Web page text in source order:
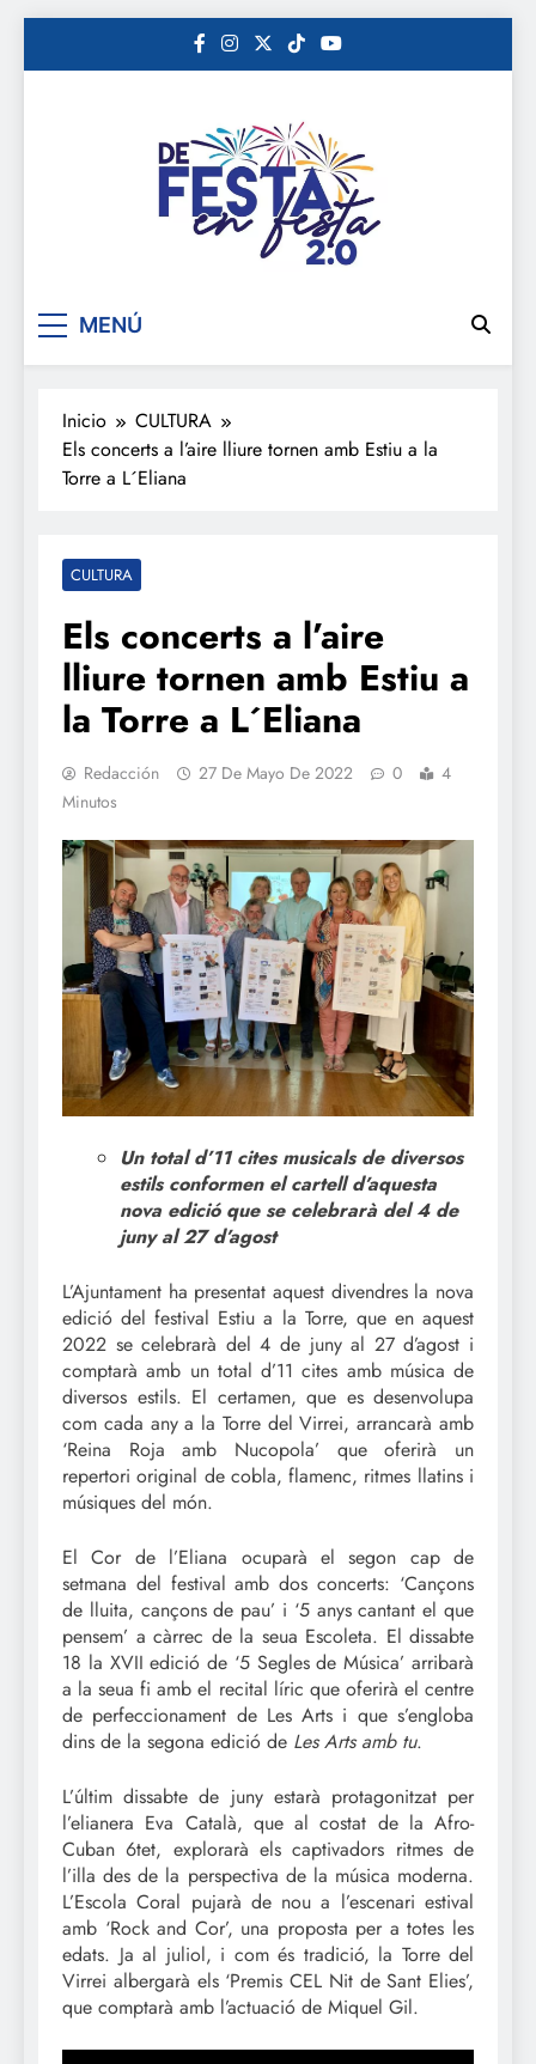
De festa en festa 2.0
MENÚ
Inicio
CULTURA
Els concerts a l’aire lliure tornen amb Estiu a la
Torre a L´Eliana
CULTURA
Els concerts a l’aire
lliure tornen amb Estiu a
la Torre a L´Eliana
Redacción 27 De Mayo De 2022 0
4
Minutos
Un total d’11 cites musicals de diversos
estils conformen el cartell d’aquesta
nova edició que se celebrarà del 4 de
juny al 27 d’agost
L’Ajuntament ha presentat aquest divendres la nova
edició del festival Estiu a la Torre, que en aquest
2022 se celebrarà del 4 de juny al 27 d’agost i
comptarà amb un total d’11 cites amb música de
diversos estils. El certamen, que es desenvolupa
com cada any a la Torre del Virrei, arrancarà amb
‘Reina Roja amb Nucopola’ que oferirà un
repertori original de cobla, flamenc, ritmes llatins i
músiques del món.
El Cor de l’Eliana ocuparà el segon cap de
setmana del festival amb dos concerts: ‘Cançons
de lluita, cançons de pau’ i ‘5 anys cantant el que
pensem’ a càrrec de la seua Escoleta. El dissabte
18 la XVII edició de ‘5 Segles de Música’ arribarà
a la seua fi amb el recital líric que oferirà el centre
de perfeccionament de Les Arts i que s’engloba
dins de la segona edició de Les Arts amb tu.
L’últim dissabte de juny estarà protagonitzat per
l’elianera Eva Català, que al costat de la Afro-
Cuban 6tet, explorarà els captivadors ritmes de
l’illa des de la perspectiva de la música moderna.
L’Escola Coral pujarà de nou a l’escenari estival
amb ‘Rock and Cor’, una proposta per a totes les
edats. Ja al juliol, i com és tradició, la Torre del
Virrei albergarà els ‘Premis CEL Nit de Sant Elies’,
que comptarà amb l’actuació de Miquel Gil.